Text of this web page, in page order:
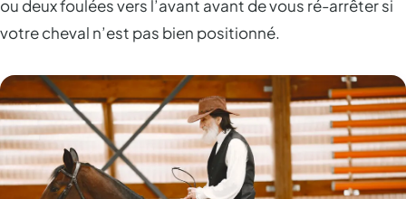
ou deux foulées vers l’avant avant de vous ré-arrêter si
votre cheval n’est pas bien positionné.